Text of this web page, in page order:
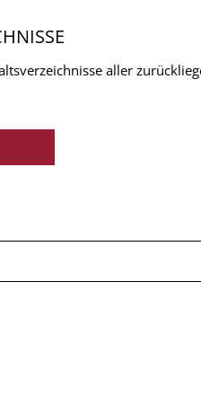
aller